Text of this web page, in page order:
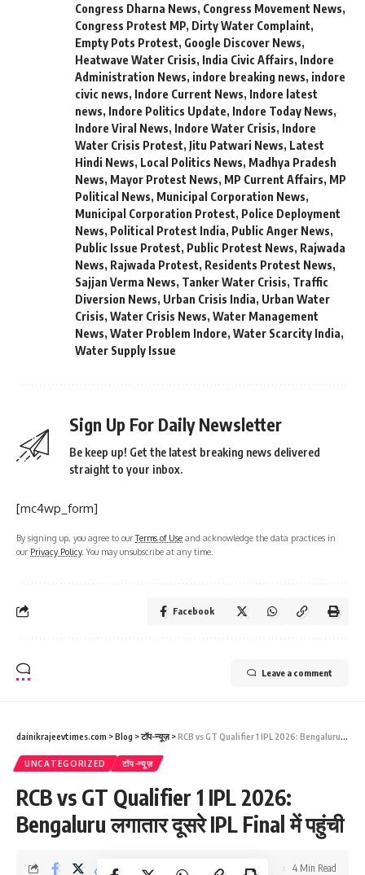
Congress Dharna News, Congress Movement News,
Congress Protest MP, Dirty Water Complaint,
Empty Pots Protest, Google Discover News,
Heatwave Water Crisis, India Civic Affairs, Indore
Administration News, indore breaking news, indore
civic news, Indore Current News, Indore latest
news, Indore Politics Update, Indore Today News,
Indore Viral News, Indore Water Crisis, Indore
Water Crisis Protest, Jitu Patwari News, Latest
Hindi News, Local Politics News, Madhya Pradesh
News, Mayor Protest News, MP Current Affairs, MP
Political News, Municipal Corporation News,
Municipal Corporation Protest, Police Deployment
News, Political Protest India, Public Anger News,
Public Issue Protest, Public Protest News, Rajwada
News, Rajwada Protest, Residents Protest News,
Sajjan Verma News, Tanker Water Crisis, Traffic
Diversion News, Urban Crisis India, Urban Water
Crisis, Water Crisis News, Water Management
News, Water Problem Indore, Water Scarcity India,
Water Supply Issue
Sign Up For Daily Newsletter
Be keep up! Get the latest breaking news delivered
straight to your inbox.
[mc4wp_form]
By signing up, you agree to ourTerms of Use and acknowledge the data practices in
our Privacy Policy. You may unsubscribe at any time.
Facebook
Leave a comment
dainikrajeevtimes.com >Blog >टॉप-न्यूज़>RCB vs GT Qualifier 1 IPL 2026: Bengaluru लगातार दूसरे IPL Final में पहुंची
UNCATEGORIZED टॉप-न्यूज़
RCB vs GT Qualifier 1 IPL 2026:
Bengaluru लगातार दूसरे IPL Final में पहुंची
4 Min Read